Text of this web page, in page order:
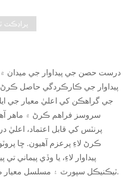
پراڊڪٽ
درست حصن جي پيداوار جي ميدان
پيداوار جي ڪارڪردگي حاصل
جي گراهڪن کي اعليٰ معيار جي
سروسز فراهم ڪرڻ ۾ ماهر
پرنٽس کي قابل اعتماد،
ڪرڻ لاءِ پرعزم آهيون. ڇا
پيداوار لاءِ، يا وڏي پيماني تي
ٽيڪنيڪل سپورٽ ۽ مسلسل معيار ڪنٽرول فراهم ڪندا آهيون.